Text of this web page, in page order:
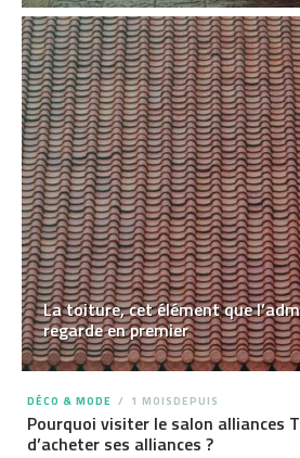
La toiture, cet élément que
regarde en premier
DÉCO & MODE 1 MOISDEPUIS
Pourquoi visiter le salon alliances
d’acheter ses alliances ?